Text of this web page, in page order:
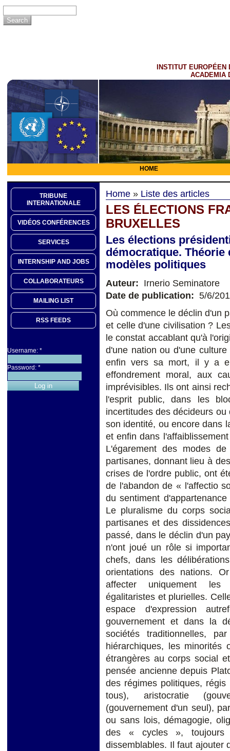
INSTITUT EUROPÉEN
ACADEMIA
HOME
TRIBUNE
INTERNATIONALE
VIDÉOS CONFÉRENCES
SERVICES
INTERNSHIP AND JOBS
COLLABORATEURS
MAILING LIST
RSS FEEDS
Username: *
Password: *
Home » Liste des articles
LES ÉLECTIONS
BRUXELLES
Les élections
démocratique.
modèles politiques
Auteur: Irnerio Seminatore
Date de publication: 5/6/
Où commence le déclin d'un
et celle d'une civilisation ?
le constat accablant qu'à
d'une nation ou d'une
enfin vers sa mort, il y a
effondrement moral, aux
imprévisibles. Ils ont ainsi
l'esprit public, dans les
incertitudes des décideurs
son identité, ou encore dans
et enfin dans
L'égarement des modes
partisanes, donnant lieu à
crises de l'ordre public, ont
de l'abandon de « l'affectio
du sentiment
Le pluralisme du corps
partisanes et des
passé, dans le déclin d'un
n'ont joué un rôle si
chefs, dans les
orientations des nations.
affecter uniquement les
égalitaristes et plurielles.
espace d'expression
gouvernement et dans la
sociétés traditionnelles,
hiérarchiques, les minorités
étrangères au corps social
pensée ancienne depuis
des régimes politiques,
tous), aristocratie
(gouvernement d'un seul),
ou sans lois, démagogie,
des « cycles », toujours
dissemblables. Il faut ajouter